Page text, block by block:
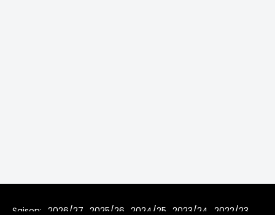
Saison: 2026/27 2025/26 2024/25 2023/24 2022/23